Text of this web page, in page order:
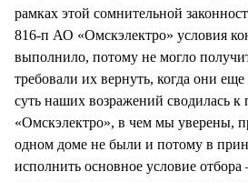
рамках этой сомнительной
816-п АО «Омскэлектро» условия
выполнило, потому не могло
требовали их вернуть, когда они
суть наших возражений сводилась
«Омскэлектро», в чем мы уверены,
одном доме не были и потому в
исполнить основное условие отбора